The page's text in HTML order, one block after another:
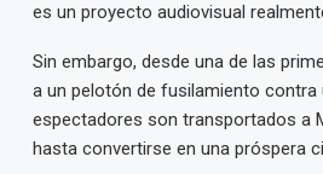
es un proyecto audiovisual
Sin embargo, desde una de las
a un pelotón de fusilamiento contra
espectadores son transportados a
hasta convertirse en una próspera